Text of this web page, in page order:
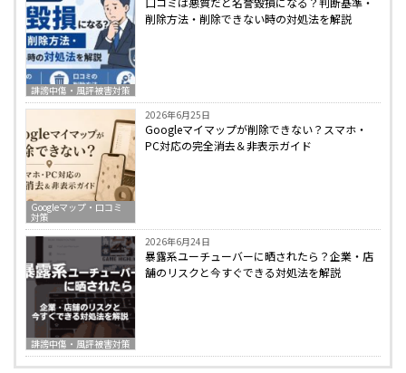
誹謗中傷・風評被害対策
削除方法・削除できない時の対処法を解説
Googleマップ・口コミ
対策
2026年6月25日
Googleマイマップが削除できない？スマホ・
PC対応の完全消去＆非表示ガイド
誹謗中傷・風評被害対策
2026年6月24日
暴露系ユーチューバーに晒されたら？企業・店
舗のリスクと今すぐできる対処法を解説